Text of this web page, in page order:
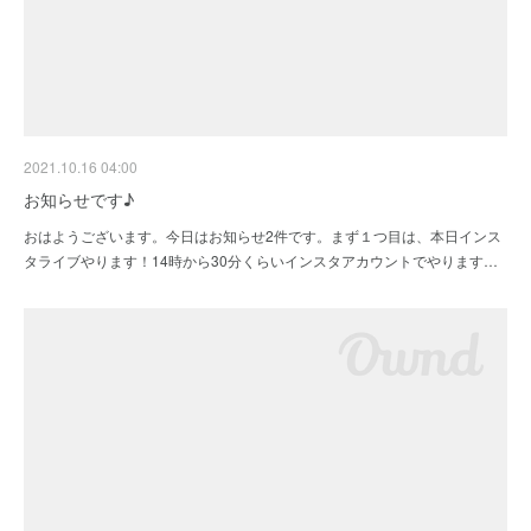
2021.10.16 04:00
お知らせです♪
おはようございます。今日はお知らせ2件です。まず１つ目は、本日インス
タライブやります！14時から30分くらいインスタアカウントでやります…